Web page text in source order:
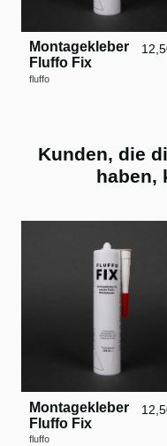
Montagekleber
Fluffo Fix
fluffo
Kunden, die
haben,
Montagekleber
Fluffo Fix
fluffo